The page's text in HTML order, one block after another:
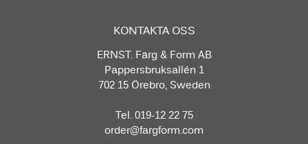
KONTAKTA OSS
ERNST. Färg & Form AB
Pappersbruksallén 1
702 15 Örebro, Sweden
Tel. 019-12 22 75
order@fargform.com